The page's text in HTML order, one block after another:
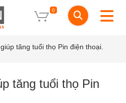
0
tăng tuổi thọ Pin điện thoại.
tăng tuổi thọ Pin